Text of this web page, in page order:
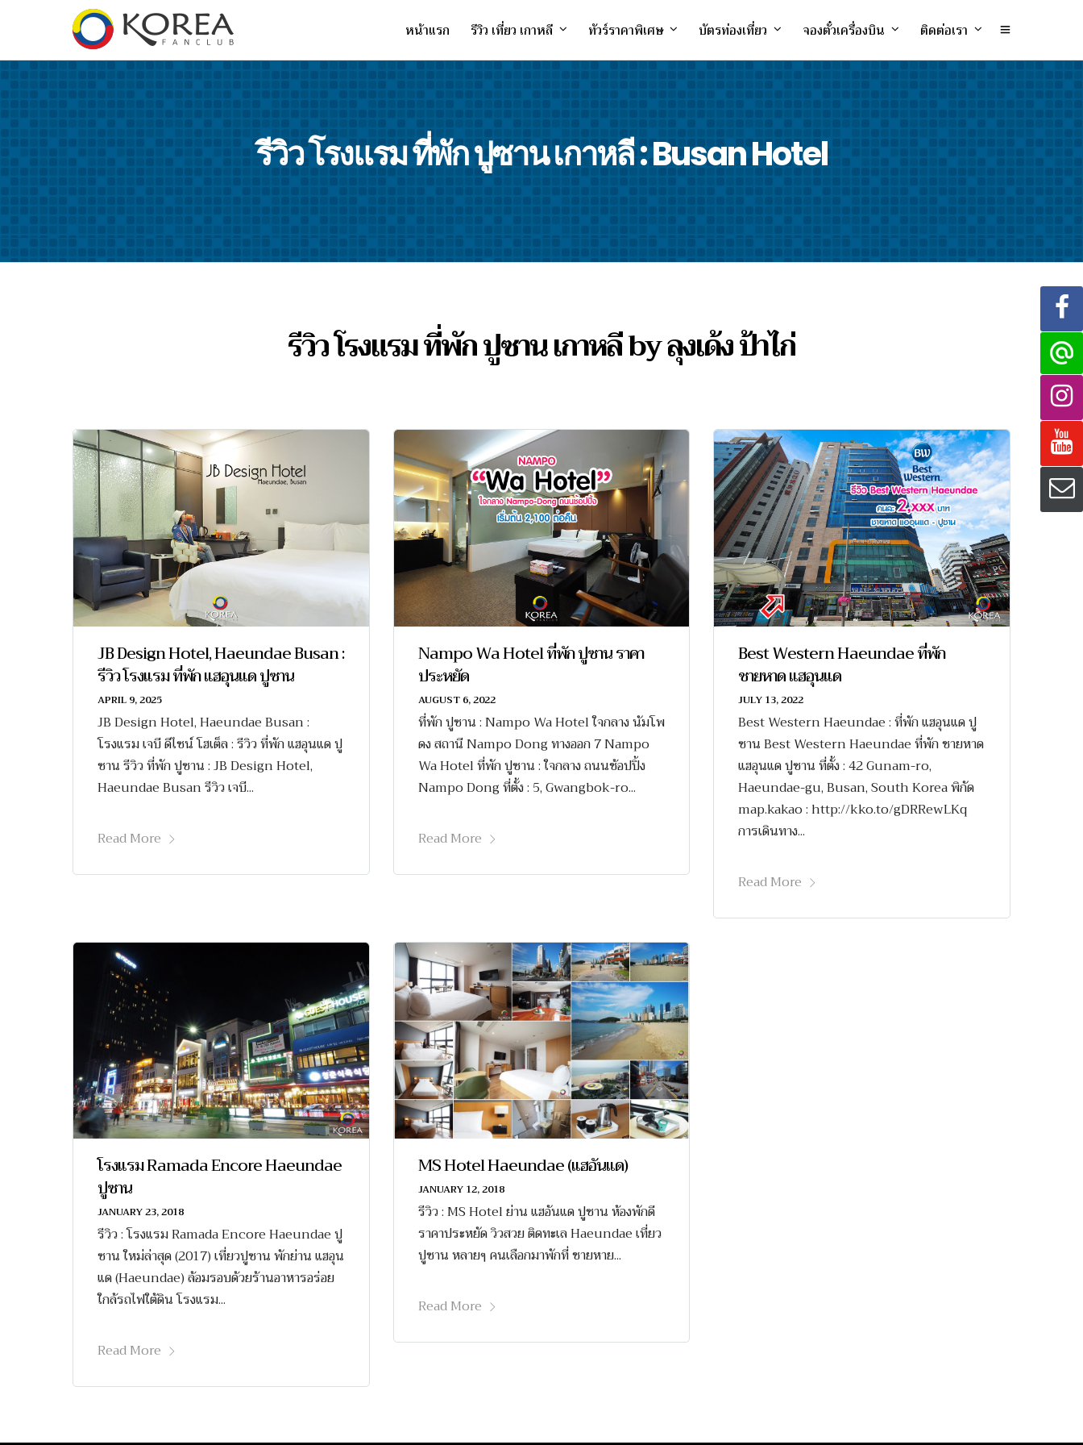
หน้าแรก รีวิว เที่ยว เกาหลี ทัวร์ราคาพิเศษ บัตรท่องเที่ยว จองตั๋วเครื่องบิน ติดต่อเรา
รีวิว โรงแรม ที่พัก ปูซาน เกาหลี : Busan Hotel
รีวิว โรงแรม ที่พัก ปูซาน เกาหลี by ลุงเด้ง ป้าไก่
JB Design Hotel, Haeundae Busan :
รีวิว โรงแรม ที่พัก แฮอุนแด ปูซาน
APRIL 9, 2025
JB Design Hotel, Haeundae Busan :
โรงแรม เจบี ดีไซน์ โฮเต็ล : รีวิว ที่พัก แฮอุนแด ปู
ซาน รีวิว ที่พัก ปูซาน : JB Design Hotel,
Haeundae Busan รีวิว เจบี...
Read More
Nampo Wa Hotel ที่พัก ปูซาน ราคา
ประหยัด
AUGUST 6, 2022
ที่พัก ปูซาน : Nampo Wa Hotel ใจกลาง นัมโพ
ดง สถานี Nampo Dong ทางออก 7 Nampo
Wa Hotel ที่พัก ปูซาน : ใจกลาง ถนนช้อปปิ้ง
Nampo Dong ที่ตั้ง : 5, Gwangbok-ro...
Read More
Best Western Haeundae ที่พัก
ชายหาด แฮอุนแด
JULY 13, 2022
Best Western Haeundae : ที่พัก แฮอุนแด ปู
ซาน Best Western Haeundae ที่พัก ชายหาด
แฮอุนแด ปูซาน ที่ตั้ง : 42 Gunam-ro,
Haeundae-gu, Busan, South Korea พิกัด
map.kakao : http://kko.to/gDRRewLKq
การเดินทาง...
Read More
โรงแรม Ramada Encore Haeundae
ปูซาน
JANUARY 23, 2018
รีวิว : โรงแรม Ramada Encore Haeundae ปู
ซาน ใหม่ล่าสุด (2017) เที่ยวปูซาน พักย่าน แฮอุน
แด (Haeundae) ล้อมรอบด้วยร้านอาหารอร่อย
ใกล้รถไฟใต้ดิน โรงแรม...
Read More
MS Hotel Haeundae (แฮอันแด)
JANUARY 12, 2018
รีวิว : MS Hotel ย่าน แฮอันแด ปูซาน ห้องพักดี
ราคาประหยัด วิวสวย ติดทะเล Haeundae เที่ยว
ปูซาน หลายๆ คนเลือกมาพักที่ ชายหาย...
Read More